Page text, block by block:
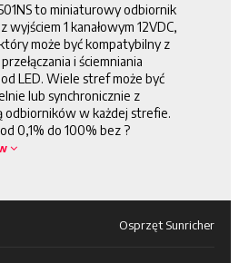
to miniaturowy odbiornik
wyjściem 1 kanałowym 12VDC,
może być kompatybilny z
i ściemniania
LED. Wiele stref może być
lub synchronicznie z
odbiorników w każdej strefie.
0,1% do 100% bez ?
Osprzęt Sunricher